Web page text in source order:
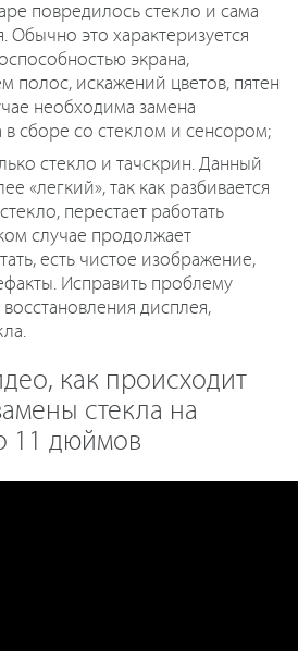
повредилось стекло и сама
Обычно это характеризуется
экрана,
полос, искажений цветов, пятен
необходима замена
в сборе со стеклом и сенсором;
стекло и тачскрин. Данный
«легкий», так как разбивается
перестает работать
случае продолжает
есть чистое изображение,
Исправить проблему
дисплея,
как происходит
стекла на
11 дюймов